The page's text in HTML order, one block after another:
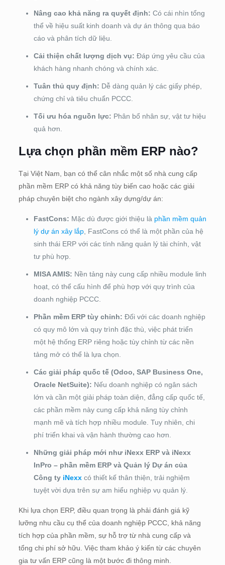
Nâng cao khả năng ra quyết định: Có cái nhìn tổng
thể về hiệu suất kinh doanh và dự án thông qua báo
cáo và phân tích dữ liệu.
Cải thiện chất lượng dịch vụ: Đáp ứng yêu cầu của
khách hàng nhanh chóng và chính xác.
Tuân thủ quy định: Dễ dàng quản lý các giấy phép,
chứng chỉ và tiêu chuẩn PCCC.
Tối ưu hóa nguồn lực: Phân bổ nhân sự, vật tư hiệu
quả hơn.
Lựa chọn phần mềm ERP nào?
Tại Việt Nam, bạn có thể cân nhắc một số nhà cung cấp
phần mềm ERP có khả năng tùy biến cao hoặc các giải
pháp chuyên biệt cho ngành xây dựng/dự án:
FastCons: Mặc dù được giới thiệu là phần mềm quản
lý dự án xây lắp, FastCons có thể là một phần của hệ
sinh thái ERP với các tính năng quản lý tài chính, vật
tư phù hợp.
MISA AMIS: Nền tảng này cung cấp nhiều module linh
hoạt, có thể cấu hình để phù hợp với quy trình của
doanh nghiệp PCCC.
Phần mềm ERP tùy chỉnh: Đối với các doanh nghiệp
có quy mô lớn và quy trình đặc thù, việc phát triển
một hệ thống ERP riêng hoặc tùy chỉnh từ các nền
tảng mở có thể là lựa chọn.
Các giải pháp quốc tế (Odoo, SAP Business One,
Oracle NetSuite): Nếu doanh nghiệp có ngân sách
lớn và cần một giải pháp toàn diện, đẳng cấp quốc tế,
các phần mềm này cung cấp khả năng tùy chỉnh
mạnh mẽ và tích hợp nhiều module. Tuy nhiên, chi
phí triển khai và vận hành thường cao hơn.
Những giải pháp mới như iNexx ERP và iNexx
InPro – phần mềm ERP và Quản lý Dự án của
Công ty iNexx có thiết kế thân thiện, trải nghiệm
tuyệt vời dựa trên sự am hiểu nghiệp vụ quản lý.
Khi lựa chọn ERP, điều quan trọng là phải đánh giá kỹ
lưỡng nhu cầu cụ thể của doanh nghiệp PCCC, khả năng
tích hợp của phần mềm, sự hỗ trợ từ nhà cung cấp và
tổng chi phí sở hữu. Việc tham khảo ý kiến từ các chuyên
gia tư vấn ERP cũng là một bước đi thông minh.